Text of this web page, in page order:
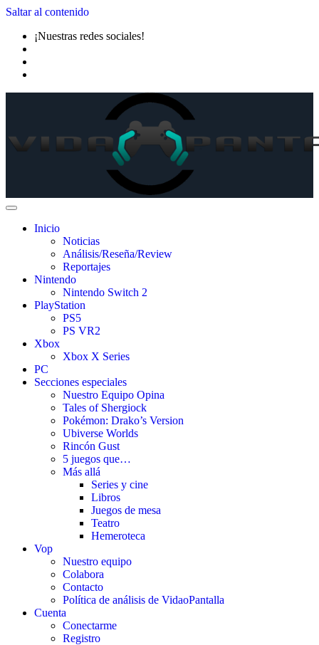
Saltar al contenido
¡Nuestras redes sociales!
Inicio
Noticias
Análisis/Reseña/Review
Reportajes
Nintendo
Nintendo Switch 2
PlayStation
PS5
PS VR2
Xbox
Xbox X Series
PC
Secciones especiales
Nuestro Equipo Opina
Tales of Shergiock
Pokémon: Drako’s Version
Ubiverse Worlds
Rincón Gust
5 juegos que…
Más allá
Series y cine
Libros
Juegos de mesa
Teatro
Hemeroteca
Vop
Nuestro equipo
Colabora
Contacto
Política de análisis de VidaoPantalla
Cuenta
Conectarme
Registro